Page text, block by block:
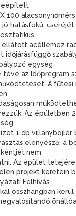
100
hatásfokú,
acéllemez
időjárásfüggő
egység
téve az időprogram
A fűtési
Az épületben
1 db villanybojler
elenyésző, a
nem
Az épület
projekt keretein
Felhívás
összhangban